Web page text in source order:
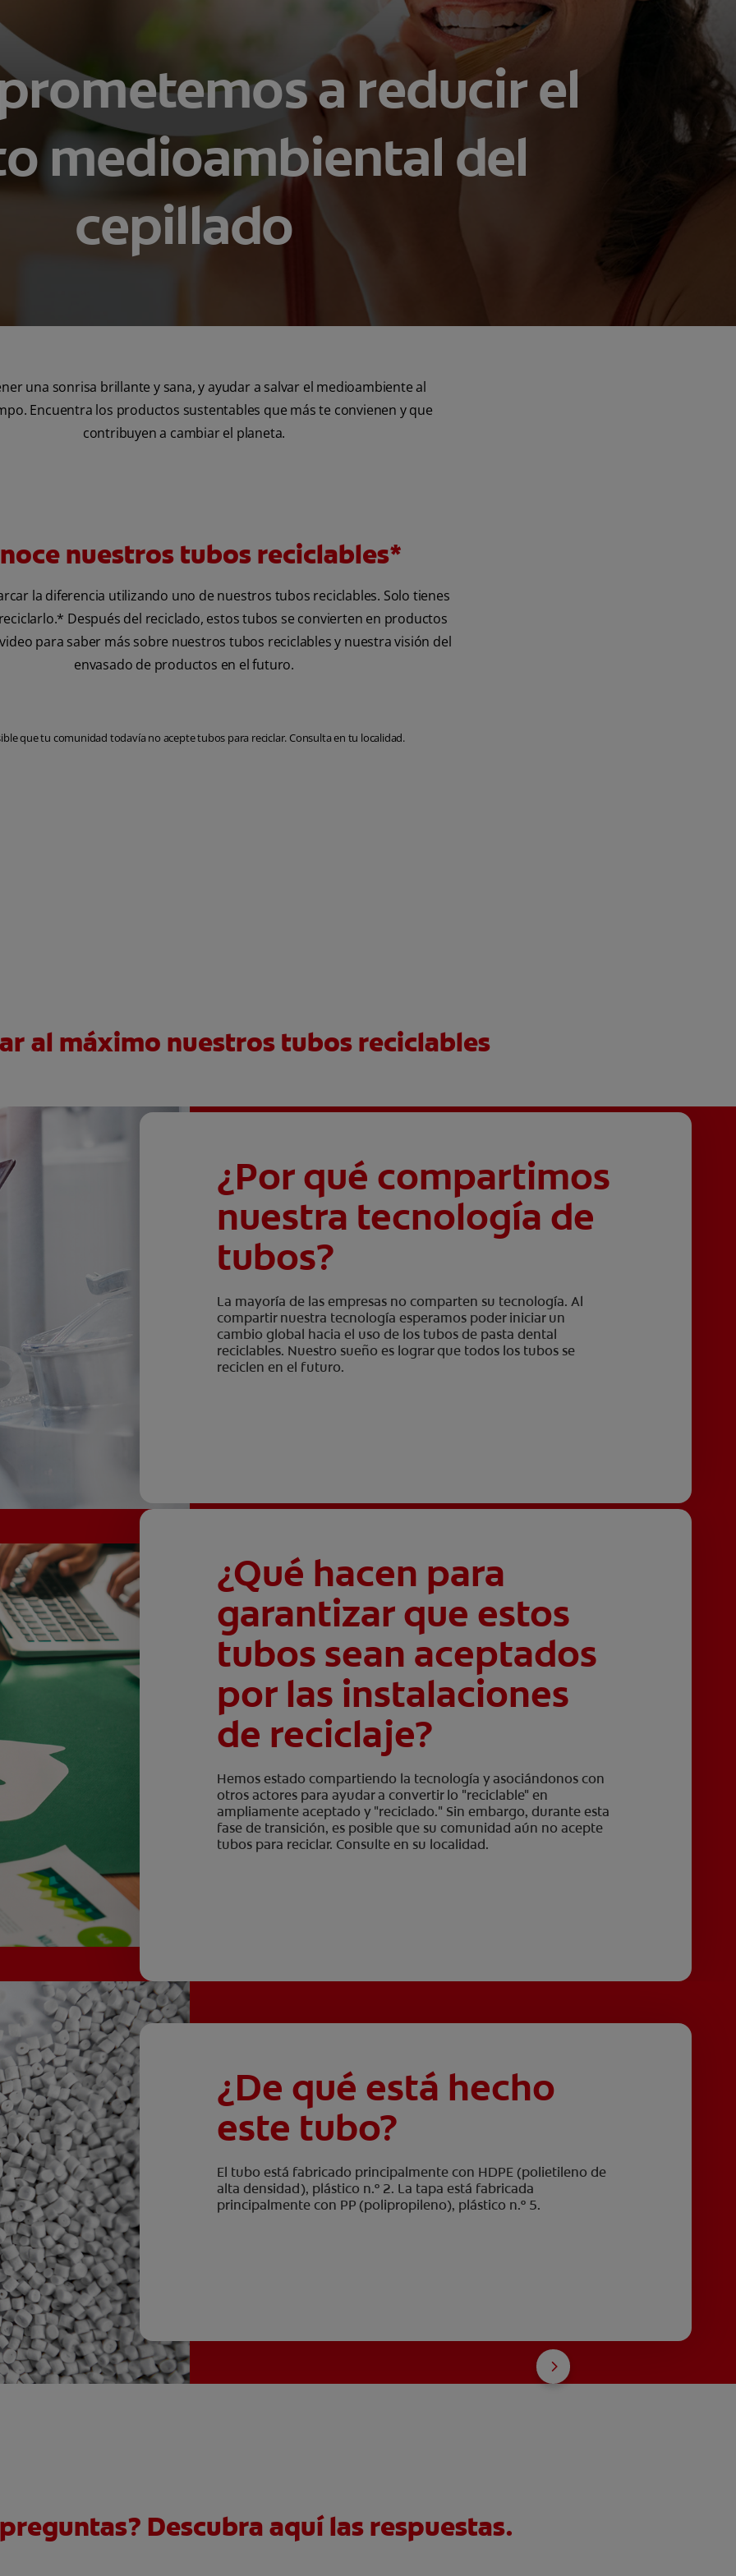
a reducir el
medioambiental del
cepillado
una sonrisa brillante y sana, y ayudar a salvar el medioambiente al
Encuentra los productos sustentables que más te convienen y que
contribuyen a cambiar el planeta.
nuestros tubos reciclables*
la diferencia utilizando uno de nuestros tubos reciclables. Solo tienes
Después del reciclado, estos tubos se convierten en productos
para saber más sobre nuestros tubos reciclables y nuestra visión del
envasado de productos en el futuro.
que tu comunidad todavía no acepte tubos para reciclar. Consulta en tu localidad.
al máximo nuestros tubos reciclables
¿Por qué compartimos
nuestra tecnología de
tubos?
La mayoría de las empresas no comparten su tecnología. Al
compartir nuestra tecnología esperamos poder iniciar un
cambio global hacia el uso de los tubos de pasta dental
reciclables. Nuestro sueño es lograr que todos los tubos se
reciclen en el futuro.
¿Qué hacen para
garantizar que estos
tubos sean aceptados
por las instalaciones
de reciclaje?
Hemos estado compartiendo la tecnología y asociándonos con
otros actores para ayudar a convertir lo "reciclable" en
ampliamente aceptado y "reciclado." Sin embargo, durante esta
fase de transición, es posible que su comunidad aún no acepte
tubos para reciclar. Consulte en su localidad.
¿De qué está hecho
este tubo?
El tubo está fabricado principalmente con HDPE (polietileno de
alta densidad), plástico n.º 2. La tapa está fabricada
principalmente con PP (polipropileno), plástico n.º 5.
Descubra aquí las respuestas.